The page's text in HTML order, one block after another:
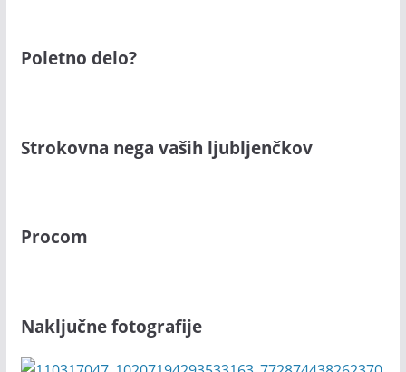
Poletno delo?
Strokovna nega vaših ljubljenčkov
Procom
Naključne fotografije